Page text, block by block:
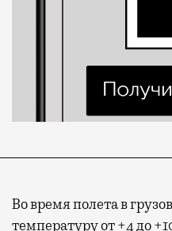
Во время полета в
температуру от +4 до